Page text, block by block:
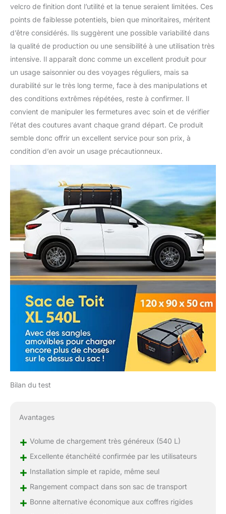
velcro de finition dont l’utilité et la tenue seraient limitées. Ces
points de faiblesse potentiels, bien que minoritaires, méritent
d’être considérés. Ils suggèrent une possible variabilité dans
la qualité de production ou une sensibilité à une utilisation très
intensive. Il apparaît donc comme un excellent produit pour
un usage saisonnier ou des voyages réguliers, mais sa
durabilité sur le très long terme, face à des manipulations et
des conditions extrêmes répétées, reste à confirmer. Il
convient de manipuler les fermetures avec soin et de vérifier
l’état des coutures avant chaque grand départ. Ce produit
semble donc offrir un excellent service pour son prix, à
condition d’en avoir un usage précautionneux.
Bilan du test
Avantages
+ Volume de chargement très généreux (540 L)
+ Excellente étanchéité confirmée par les utilisateurs
+ Installation simple et rapide, même seul
+ Rangement compact dans son sac de transport
+ Bonne alternative économique aux coffres rigides